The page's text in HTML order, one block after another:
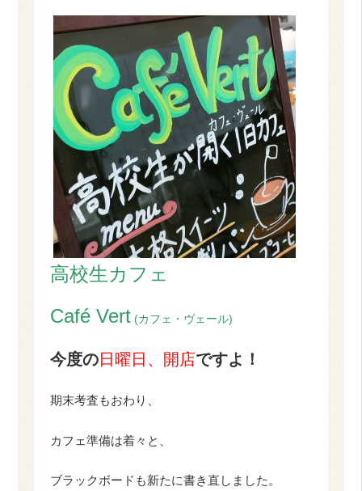
高校生カフェ
Café Vert (カフェ・ヴェール)
今度の日曜日、開店ですよ！
期末考査もおわり、
カフェ準備は着々と、
ブラックボードも新たに書き直しました。